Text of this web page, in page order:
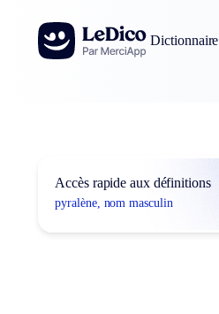
Aller au contenu
Dictionnaire
Accès rapide aux définitions
pyralène, nom masculin